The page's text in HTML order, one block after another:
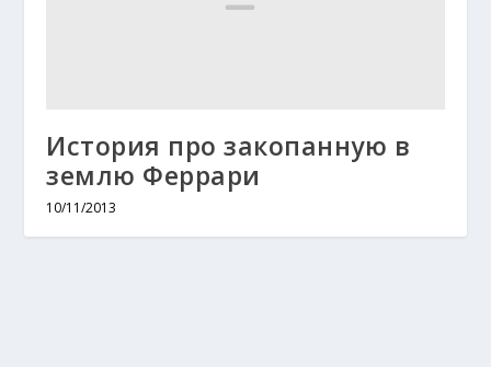
История про закопанную в
землю Феррари
10/11/2013